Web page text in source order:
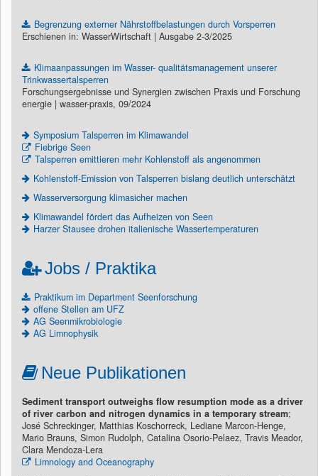
Begrenzung externer Nährstoffbelastungen durch Vorsperren
Erschienen in: WasserWirtschaft | Ausgabe 2-3/2025
Klimaanpassungen im Wasser- qualitätsmanagement unserer
Trinkwassertalsperren
Forschungsergebnisse und Synergien zwischen Praxis und Forschung
energie | wasser-praxis, 09/2024
Symposium Talsperren im Klimawandel
Fiebrige Seen
Talsperren emittieren mehr Kohlenstoff als angenommen
Kohlenstoff-Emission von Talsperren bislang deutlich unterschätzt
Wasserversorgung klimasicher machen
Klimawandel fördert das Aufheizen von Seen
Harzer Stausee drohen italienische Wassertemperaturen
Jobs / Praktika
Praktikum im Department Seenforschung
offene Stellen am UFZ
AG Seenmikrobiologie
AG Limnophysik
Neue Publikationen
Sediment transport outweighs flow resumption mode as a driver
of river carbon and nitrogen dynamics in a temporary stream;
José Schreckinger, Matthias Koschorreck, Lediane Marcon-Henge,
Mario Brauns, Simon Rudolph, Catalina Osorio-Pelaez, Travis Meador,
Clara Mendoza-Lera
Limnology and Oceanography